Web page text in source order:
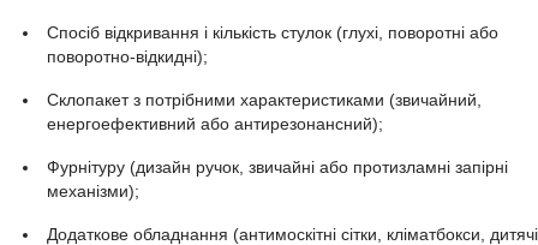
Спосіб відкривання і кількість стулок (глухі, поворотні або
поворотно-відкидні);
Склопакет з потрібними характеристиками (звичайний,
енергоефективний або антирезонансний);
Фурнітуру (дизайн ручок, звичайні або протизламні запірні
механізми);
Додаткове обладнання (антимоскітні сітки, кліматбокси, дитячі